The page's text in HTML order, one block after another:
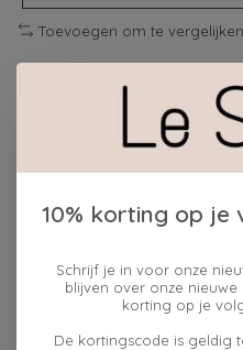
Toevoegen om te vergelijken
Reviews
Met een afmeting van L,
voldoende ruimte voor je
De stevige kwaliteit zorgt
Combineer deze mooie
de keukentextiel collectie
vol warmte en gezelligheid.
10% korting op je
Schrijf je in voor onze
blijven over onze nieuwe
korting op je
De kortingscode is geldig